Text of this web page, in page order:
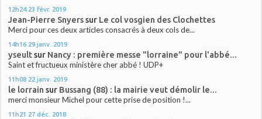
12h24 23 févr. 2019
Jean-Pierre Snyerssur Le col vosgien des Clochettes
Merci pour ces deux articles consacrés à deux cols de...
14h16 29 janv. 2019
yseultsur Nancy : première messe "lorraine" pour l'abbé...
Saint et fructueux ministère cher abbé ! UDP+
11h08 22 janv. 2019
le lorrain sur Bussang (88) : la mairie veut démolir le...
merci monsieur Michel pour cette prise de position !...
11h21 27 déc. 2018